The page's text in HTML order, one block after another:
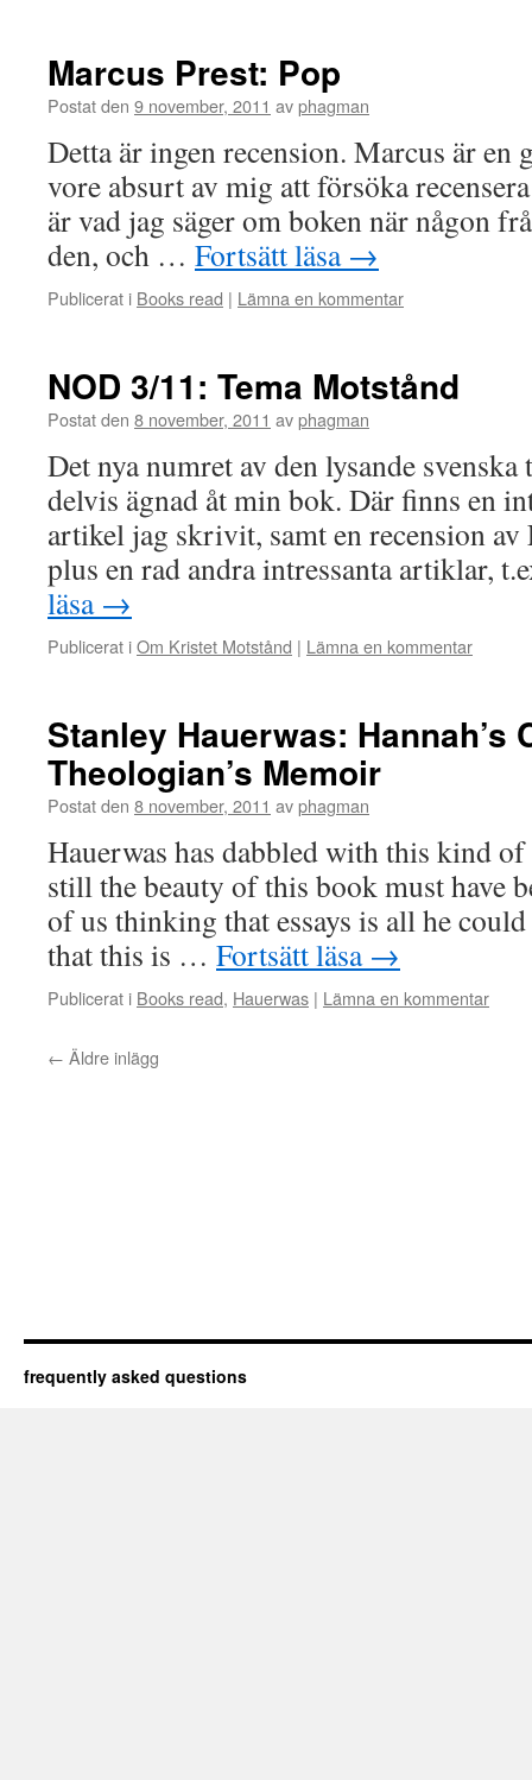
Marcus Prest: Pop
Postat den 9 november, 2011 avphagman
Detta är ingen recension. Marcus är en
vore absurt av mig att försöka
är vad jag säger om boken när någon
den, och … Fortsätt läsa →
Publicerat i Books read | Lämna en kommentar
NOD 3/11: Tema Motstånd
Postat den 8 november, 2011 avphagman
Det nya numret av den lysande
delvis ägnad åt min bok. Där finns en
artikel jag skrivit, samt en recension av
plus en rad andra intressanta artiklar,
läsa →
Publicerat iOm Kristet Motstånd | Lämna en kommentar
Stanley Hauerwas: Hannah’s
Theologian’s Memoir
Postat den 8 november, 2011 avphagman
Hauerwas has dabbled with this kind
still the beauty of this book must have
of us thinking that essays is all he
that this is … Fortsätt läsa →
Publicerat i Books read, Hauerwas | Lämna en kommentar
← Äldre inlägg
frequently asked questions